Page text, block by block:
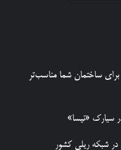
برای ساختمان شما مناسب‌تر
سیارک «نیسا»
شبکه ریلی کشور